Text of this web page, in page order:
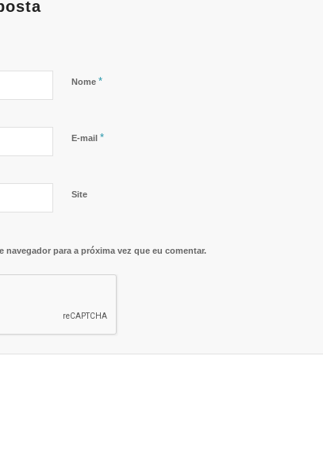
Nome *
E-mail *
Site
navegador para a próxima vez que eu comentar.